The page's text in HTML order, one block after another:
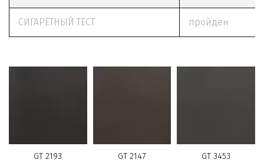
СИГАРЕТНЫЙ ТЕСТ пройден
GT 2193 GT 2147 GT 3453